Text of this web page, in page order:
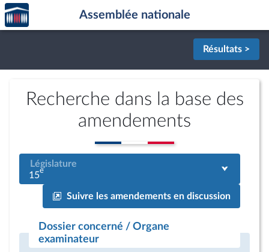
Aller au contenu
Aller en bas de la page
Accèder
à la
page
Assemblée nationale
Résultats >
Recherche dans la base des
amendements
Législature
15e
Suivre les amendements en discussion
Dossier concerné / Organe
examinateur